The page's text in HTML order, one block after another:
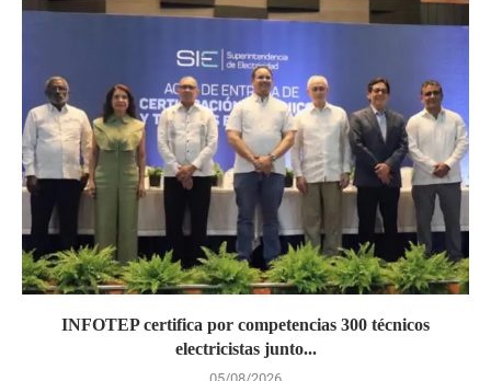
INFOTEP certifica por competencias 300 técnicos
electricistas junto...